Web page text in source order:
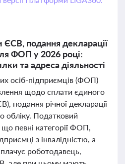
ЄСВ, подання декларації
ФОП у 2026 році:
та адреса діяльності
осіб-підприємців (ФОП)
щодо сплати єдиного
подання річної декларації
обліку. Податковий
певні категорії ФОП,
з інвалідністю, а
роботодавець,